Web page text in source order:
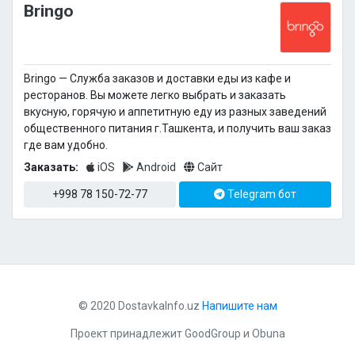
Bringo
Bringo — Cлужба заказов и доставки еды из кафе и
ресторанов. Вы можете легко выбрать и заказать
вкусную, горячую и аппетитную еду из разных заведений
общественного питания г.Ташкента, и получить ваш заказ
где вам удобно.
Заказать:
iOS Android Сайт
+998 78 150-72-77 Telegram бот
© 2020 DostavkaInfo.uz Напишите нам
Проект принадлежитGoodGroup и Obuna